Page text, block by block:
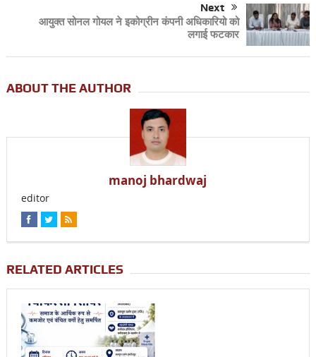
Next
आयुक्त सोनल गोयल ने इकोग्रीन कंपनी अधिकारियो को
लगाई फटकार
ABOUT THE AUTHOR
manoj bhardwaj
editor
RELATED ARTICLES